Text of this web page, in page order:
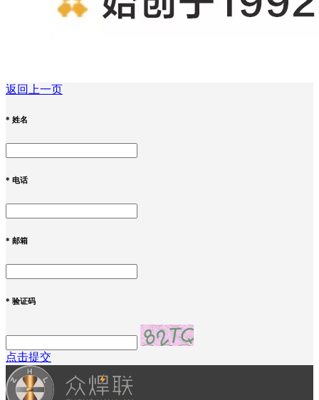
返回上一页
* 姓名
* 电话
* 邮箱
* 验证码
点击提交